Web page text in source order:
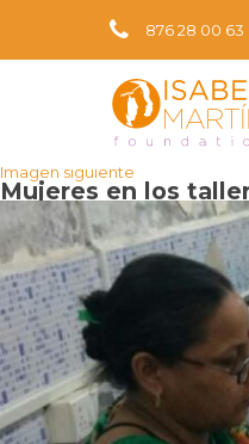
876 28 00 63
Imagen siguiente
Mujeres en los